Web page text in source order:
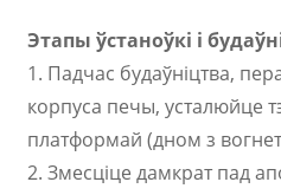
Этапы ўстаноўкі і
1. Падчас будаўніцтва,
корпуса печы, усталюйце
платформай (дном з
2. Змесціце дамкрат пад